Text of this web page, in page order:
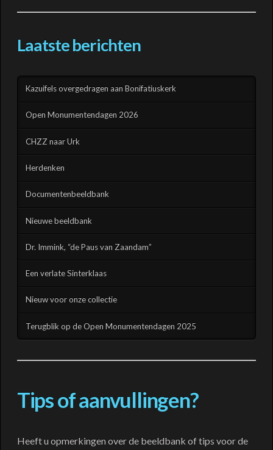
Laatste berichten
Kazuifels overgedragen aan Bonifatiuskerk
Open Monumentendagen 2026
CHZZ naar Urk
Herdenken
Documentenbeeldbank
Nieuwe beeldbank
Dr. Immink, “de Paus van Zaandam”
Een verlate Sinterklaas
Nieuw voor onze collectie
Terugblik op de Open Monumentendagen 2025
Tips of aanvullingen?
Heeft u opmerkingen over de beeldbank of tips voor de